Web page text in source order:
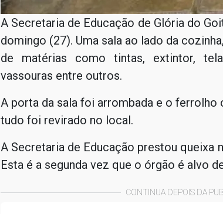
A Secretaria de Educação de Glória do
domingo (27). Uma sala ao lado da
de matérias como tintas, extintor,
vassouras entre outros.
A porta da sala foi arrombada e o
tudo foi revirado no local.
A Secretaria de Educação prestou queixa
Esta é a segunda vez que o órgão é alvo
CONTINUA DEPOIS DA